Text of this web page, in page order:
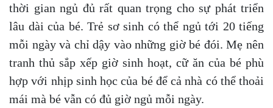
thời gian ngủ đủ rất quan trọng cho sự phát triển
lâu dài của bé. Trẻ sơ sinh có thể ngủ tới 20 tiếng
mỗi ngày và chỉ dậy vào những giờ bé đói. Mẹ nên
tranh thủ sắp xếp giờ sinh hoạt, cữ ăn của bé phù
hợp với nhịp sinh học của bé để cả nhà có thể thoải
mái mà bé vẫn có đủ giờ ngủ mỗi ngày.